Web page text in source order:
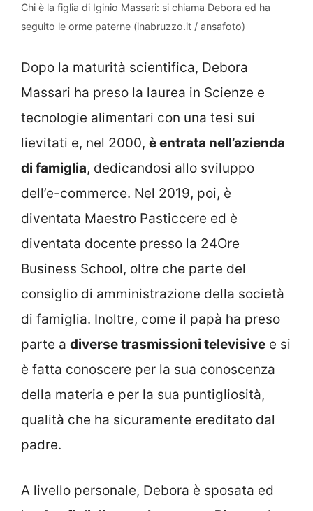
Chi è la figlia di Iginio Massari: si chiama Debora ed ha
seguito le orme paterne (inabruzzo.it / ansafoto)
Dopo la maturità scientifica, Debora
Massari ha preso la laurea in Scienze e
tecnologie alimentari con una tesi sui
lievitati e, nel 2000, è entrata nell’azienda
di famiglia, dedicandosi allo sviluppo
dell’e-commerce. Nel 2019, poi, è
diventata Maestro Pasticcere ed è
diventata docente presso la 24Ore
Business School, oltre che parte del
consiglio di amministrazione della società
di famiglia. Inoltre, come il papà ha preso
parte a diverse trasmissioni televisive e si
è fatta conoscere per la sua conoscenza
della materia e per la sua puntigliosità,
qualità che ha sicuramente ereditato dal
padre.
A livello personale, Debora è sposata ed